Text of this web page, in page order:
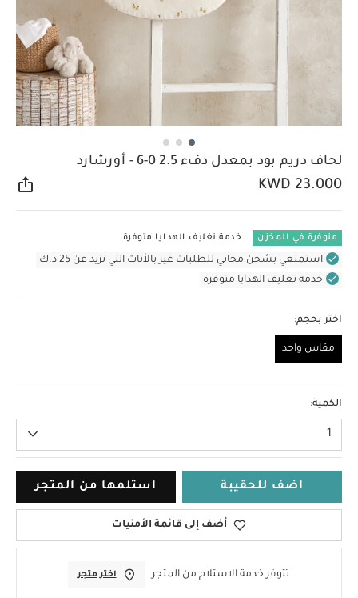
لحاف دريم بود بمعدل دفء 2.5 0-6 - أورشارد
KWD 23.000
متوفرة في المخزن خدمة تغليف الهدايا متوفرة
استمتعي بشحن مجاني للطلبات غير بالأثاث التي تزيد عن 25 د.ك
خدمة تغليف الهدايا متوفرة
اختر بحجم:
مقاس واحد
الكمية:
1
اضف للحقيبة استلمها من المتجر
أضف إلى قائمة الأمنيات
تتوفر خدمة الاستلام من المتجر اختر متجر